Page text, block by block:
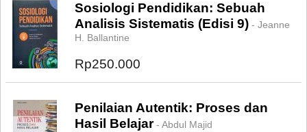
Sosiologi Pendidikan: Sebuah
Analisis Sistematis (Edisi 9) - Jeanne
H. Ballantine
Rp250.000
Penilaian Autentik: Proses dan
Hasil Belajar- Abdul Majid